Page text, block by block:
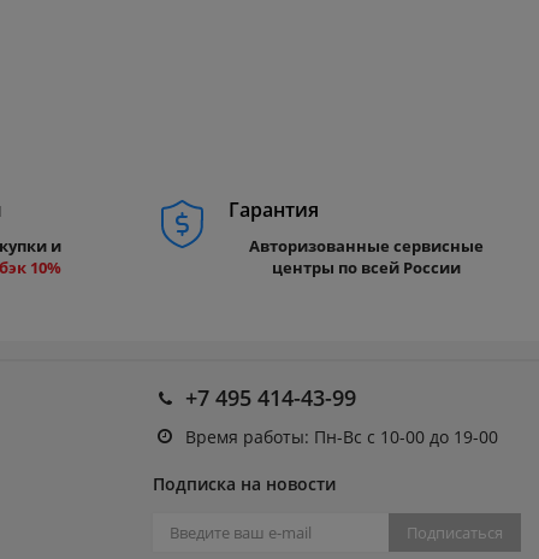
и
10%
Гарантия
Авторизованные сервисные
центры по всей России
+7 495 414-43-99
Время работы: Пн-Вс с 10-00 до 19-00
Подписка на новости
Подписаться